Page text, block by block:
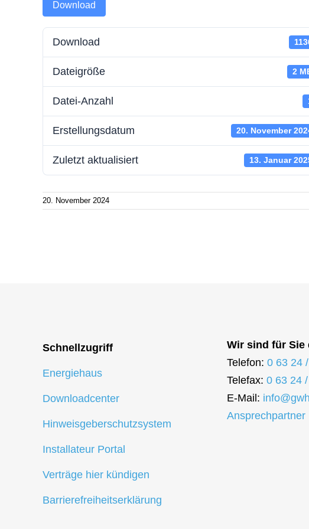
Batteriespeicherstrom
Wallboxstrom
Strom sparen
Zählerwechsel-Service
Standrohr mieten Schlichtungsstelle
Download
Download
Dateigröße 2
Datei-Anzahl
Erstellungsdatum 20. November
Zuletzt aktualisiert 13. Januar
20. November 2024
Schnellzugriff
Energiehaus
Downloadcenter
Hinweisgeberschutzsystem
Installateur Portal
Verträge hier kündigen
Barrierefreiheitserklärung
Wir sind für Sie
Telefon: 0 63 24
Telefax: 0 63 24
E-Mail:
Ansprechpartner